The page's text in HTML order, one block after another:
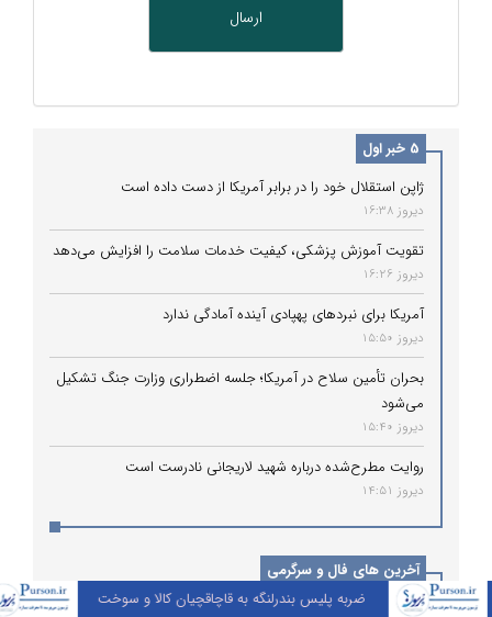
5 خبر اول
ژاپن استقلال خود را در برابر آمریکا از دست داده است
دیروز 16:38
تقویت آموزش پزشکی، کیفیت خدمات سلامت را افزایش می‌دهد
دیروز 16:26
آمریکا برای نبردهای پهپادی آینده آمادگی ندارد
دیروز 15:50
بحران تأمین سلاح در آمریکا؛ جلسه اضطراری وزارت جنگ تشکیل
می‌شود
دیروز 15:40
روایت مطرح‌شده درباره شهید لاریجانی نادرست است
دیروز 14:51
آخرین های فال و سرگرمی
کدام مادربرد گیمینگ بخریم؟ بررسی مدل‌های B650، Z790، B760
کلیه حقوق مادی و معنوی محفوظ است.
1399 | طراحی و توسعه:
آما ویرای کیان
پیوندها
- اخبار آذربایجان غربی
- اخبار استان فارس
- اخبار استان کرمانشاه
- اخبار فضای مجازی
ضربه پلیس بندرلنگه به قاچاقچیان کالا و سوخت